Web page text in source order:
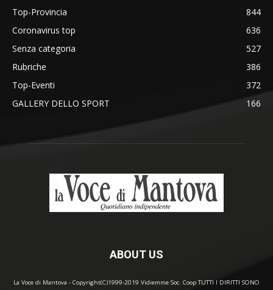
Top-Provincia
844
Coronavirus top
636
Senza categoria
527
Rubriche
386
Top-Eventi
372
GALLERY DELLO SPORT
166
ABOUT US
La Voce di Mantova - Copyright(C)1999-2019 Vidiemme Soc. Coop TUTTI I DIRITTI SONO